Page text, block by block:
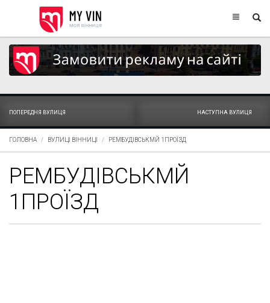
ПОПЕРЕДНЯ ВУЛИЦЯ НАСТУПНА ВУЛИЦЯ
ГОЛОВНА ВУЛИЦІ ВІННИЦІ РЕМБУДІВСЬКМЙ 1ПРОЇЗД
РЕМБУДІВСЬКМЙ
1ПРОЇЗД